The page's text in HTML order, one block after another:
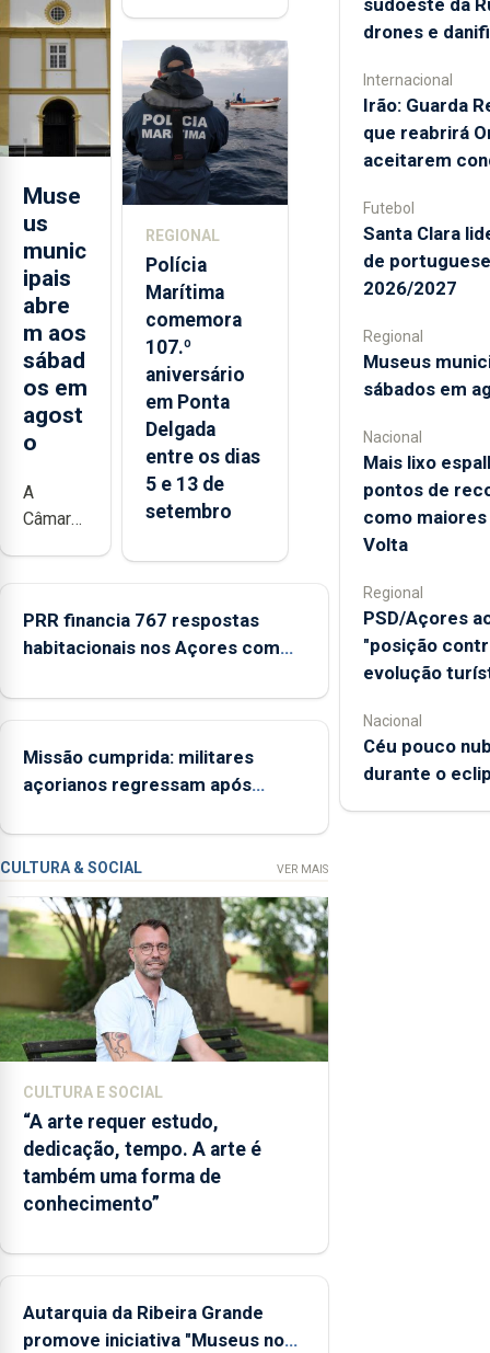
Muse
us
munic
ipais
abre
m aos
sábad
os em
agost
o
A
Câmara
Grande
está a
a
“Museus
no
que
garante
abertura
dos
museus
núcleos
museológicos
na Rede
Municipal
de
Museus
aos
durante
de
agosto,
contraditória"
sobre
evolução
turística
REGIONAL
Polícia
Marítima
comemora
107.º
aniversário
em Ponta
Delgada
entre os dias
5 e 13 de
setembro
PRR financia 767 respostas
habitacionais nos Açores com
Missão cumprida: militares
açorianos regressam após
CULTURA & SOCIAL VER MAIS
CULTURA E SOCIAL
“A arte requer estudo,
dedicação, tempo. A arte é
também uma forma de
conhecimento”
Autarquia da Ribeira Grande
promove iniciativa "Museus no
sudoeste da
drones e
Internacional
Irão: Guarda
que reabrirá
aceitarem
Futebol
Santa Clara
de
2026/2027
Regional
Museus
sábados em
Nacional
Mais lixo
pontos de
como
Volta
Regional
PSD/Açores
"posição
evolução
Nacional
Céu pouco
durante o